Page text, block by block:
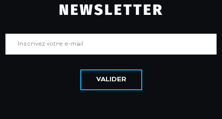
NEWSLETTER
VALIDER